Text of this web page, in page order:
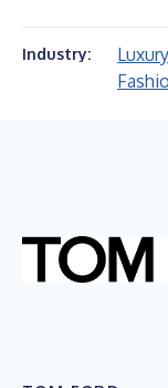
Industry: Luxury